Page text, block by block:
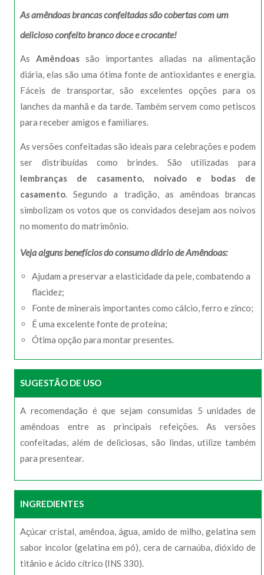
As amêndoas brancas confeitadas são cobertas com um
delicioso confeito branco doce e crocante!
As Amêndoas são importantes aliadas na alimentação
diária, elas são uma ótima fonte de antioxidantes e energia.
Fáceis de transportar, são excelentes opções para os
lanches da manhã e da tarde. Também servem como petiscos
para receber amigos e familiares.
As versões confeitadas são ideais para celebrações e podem
ser distribuídas como brindes. São utilizadas para
lembranças de casamento, noivado e bodas de
casamento . Segundo a tradição, as amêndoas brancas
simbolizam os votos que os convidados desejam aos noivos
no momento do matrimônio.
Veja alguns benefícios do consumo diário de Amêndoas:
Ajudam a preservar a elasticidade da pele, combatendo a
flacidez;
Fonte de minerais importantes como cálcio, ferro e zinco;
É uma excelente fonte de proteína;
Ótima opção para montar presentes.
SUGESTÃO DE USO
A recomendação é que sejam consumidas 5 unidades de
amêndoas entre as principais refeições. As versões
confeitadas, além de deliciosas, são lindas, utilize também
para presentear.
INGREDIENTES
Açúcar cristal, amêndoa, água, amido de milho, gelatina sem
sabor incolor (gelatina em pó), cera de carnaúba, dióxido de
titânio e ácido cítrico (INS 330).